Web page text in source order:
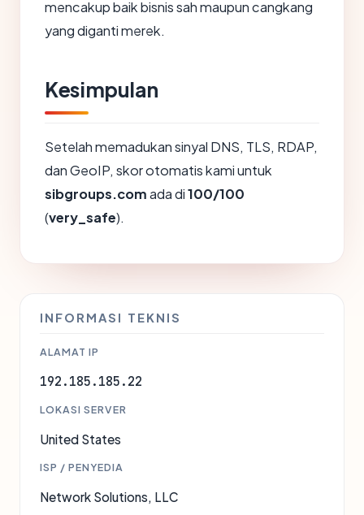
mencakup baik bisnis sah maupun cangkang
yang diganti merek.
Kesimpulan
Setelah memadukan sinyal DNS, TLS, RDAP,
dan GeoIP, skor otomatis kami untuk
sibgroups.comada di100/100
(very_safe).
INFORMASI TEKNIS
ALAMAT IP
192.185.185.22
LOKASI SERVER
United States
ISP / PENYEDIA
Network Solutions, LLC